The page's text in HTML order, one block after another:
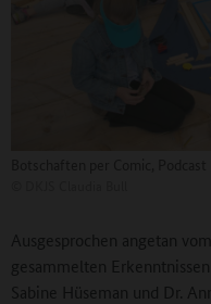
Ausgesprochen angetan
gesammelten
Sabine Hüseman und Dr.